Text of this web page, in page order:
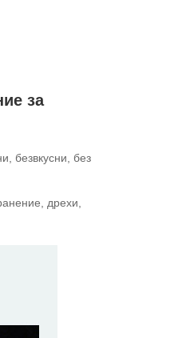
за
безвкусни, без
дрехи,